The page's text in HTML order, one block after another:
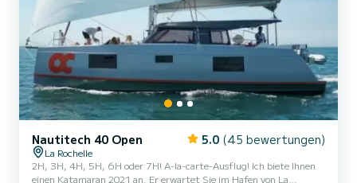
Nautitech 40 Open 5.0 (45 bewertungen)
La Rochelle
2H, 3H, 4H, 5H, 6H oder 7H! A-la-carte-Ausflug! Ich biete Ihnen
einen Katamaran 2021 an. Er erwartet Sie im Hafen von La